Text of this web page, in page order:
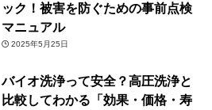
ック！被害を防ぐための事前点検
マニュアル
2025年5月25日
バイオ洗浄って安全？高圧洗浄と
比較してわかる「効果・価格・寿